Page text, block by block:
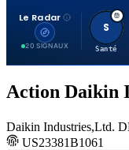
Le Radar
20 SIGNAUX
S
Santé
Action Daikin
Daikin Industries,Ltd.
US23381B1061